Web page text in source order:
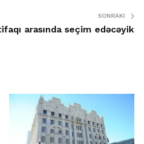
SONRAKI
arasında seçim edəcəyik